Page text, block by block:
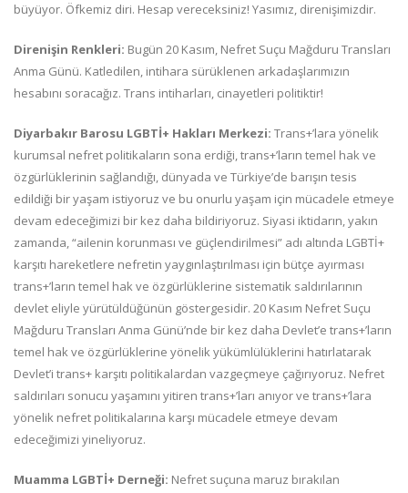
büyüyor. Öfkemiz diri. Hesap vereceksiniz! Yasımız, direnişimizdir.
Direnişin Renkleri: Bugün 20 Kasım, Nefret Suçu Mağduru Transları
Anma Günü. Katledilen, intihara sürüklenen arkadaşlarımızın
hesabını soracağız. Trans intiharları, cinayetleri politiktir!
Diyarbakır Barosu LGBTİ+ Hakları Merkezi: Trans+’lara yönelik
kurumsal nefret politikaların sona erdiği, trans+’ların temel hak ve
özgürlüklerinin sağlandığı, dünyada ve Türkiye’de barışın tesis
edildiği bir yaşam istiyoruz ve bu onurlu yaşam için mücadele etmeye
devam edeceğimizi bir kez daha bildiriyoruz. Siyasi iktidarın, yakın
zamanda, “ailenin korunması ve güçlendirilmesi” adı altında LGBTİ+
karşıtı hareketlere nefretin yaygınlaştırılması için bütçe ayırması
trans+’ların temel hak ve özgürlüklerine sistematik saldırılarının
devlet eliyle yürütüldüğünün göstergesidir. 20 Kasım Nefret Suçu
Mağduru Transları Anma Günü’nde bir kez daha Devlet’e trans+’ların
temel hak ve özgürlüklerine yönelik yükümlülüklerini hatırlatarak
Devlet’i trans+ karşıtı politikalardan vazgeçmeye çağırıyoruz. Nefret
saldırıları sonucu yaşamını yitiren trans+’ları anıyor ve trans+’lara
yönelik nefret politikalarına karşı mücadele etmeye devam
edeceğimizi yineliyoruz.
Muamma LGBTİ+ Derneği: Nefret suçuna maruz bırakılan